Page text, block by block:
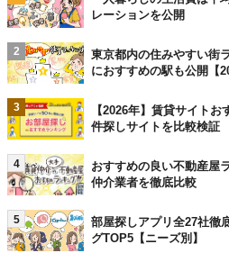
レーションを公開
2
東京都内の住みやすい街
におすすめの駅も公開【
3
【2026年】賃貸サイト
件探しサイトを比較検証
4
おすすめの良い不動産屋
仲介業者を徹底比較
5
部屋探しアプリ全27社徹
グTOP5【ニーズ別】